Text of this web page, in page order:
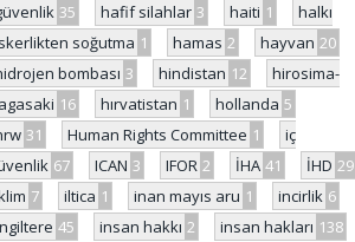
35 hafif silahlar 3 haiti 1
halkı
soğutma 1 hamas 2 hayvan 20
bombası 3 hindistan 12
hirosima-
16 hırvatistan 1 hollanda 5
31 Human Rights Committee 1
iç
67 ICAN 3 IFOR 2 İHA 41 İHD 29
7 iltica 1 inan mayıs aru 1 incirlik 6
45 insan hakkı 2 insan hakları 138